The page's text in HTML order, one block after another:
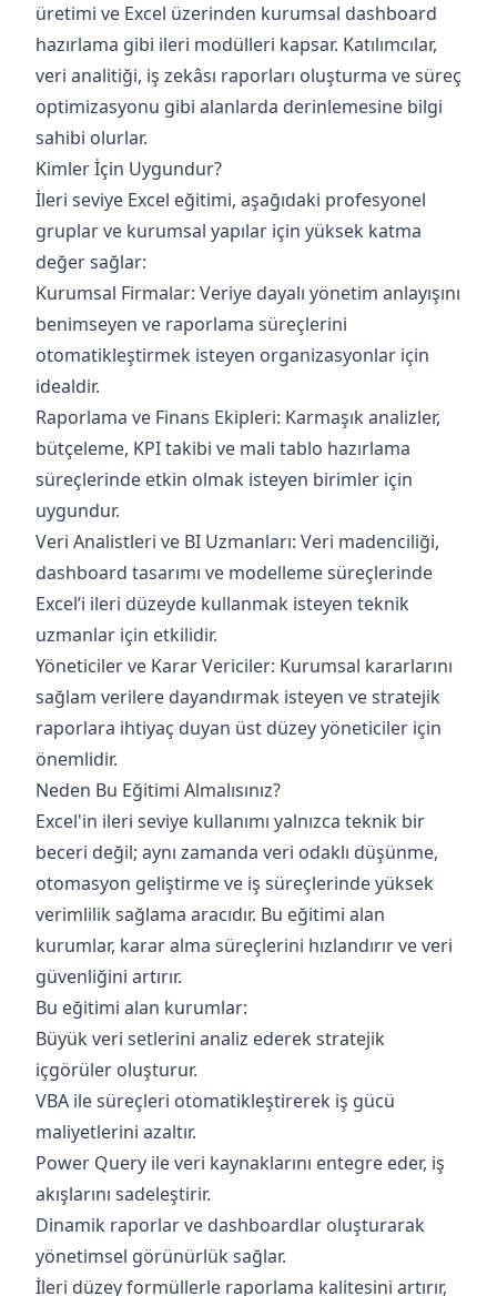
üretimi ve Excel üzerinden kurumsal dashboard
hazırlama gibi ileri modülleri kapsar. Katılımcılar,
veri analitiği, iş zekâsı raporları oluşturma ve süreç
optimizasyonu gibi alanlarda derinlemesine bilgi
sahibi olurlar.
Kimler İçin Uygundur?
İleri seviye Excel eğitimi, aşağıdaki profesyonel
gruplar ve kurumsal yapılar için yüksek katma
değer sağlar:
Kurumsal Firmalar: Veriye dayalı yönetim anlayışını
benimseyen ve raporlama süreçlerini
otomatikleştirmek isteyen organizasyonlar için
idealdir.
Raporlama ve Finans Ekipleri: Karmaşık analizler,
bütçeleme, KPI takibi ve mali tablo hazırlama
süreçlerinde etkin olmak isteyen birimler için
uygundur.
Veri Analistleri ve BI Uzmanları: Veri madenciliği,
dashboard tasarımı ve modelleme süreçlerinde
Excel’i ileri düzeyde kullanmak isteyen teknik
uzmanlar için etkilidir.
Yöneticiler ve Karar Vericiler: Kurumsal kararlarını
sağlam verilere dayandırmak isteyen ve stratejik
raporlara ihtiyaç duyan üst düzey yöneticiler için
önemlidir.
Neden Bu Eğitimi Almalısınız?
Excel'in ileri seviye kullanımı yalnızca teknik bir
beceri değil; aynı zamanda veri odaklı düşünme,
otomasyon geliştirme ve iş süreçlerinde yüksek
verimlilik sağlama aracıdır. Bu eğitimi alan
kurumlar, karar alma süreçlerini hızlandırır ve veri
güvenliğini artırır.
Bu eğitimi alan kurumlar:
Büyük veri setlerini analiz ederek stratejik
içgörüler oluşturur.
VBA ile süreçleri otomatikleştirerek iş gücü
maliyetlerini azaltır.
Power Query ile veri kaynaklarını entegre eder, iş
akışlarını sadeleştirir.
Dinamik raporlar ve dashboardlar oluşturarak
yönetimsel görünürlük sağlar.
İleri düzey formüllerle raporlama kalitesini artırır,